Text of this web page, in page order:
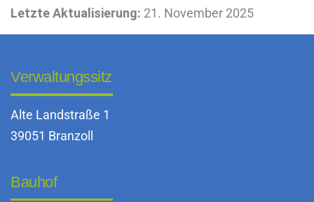
Letzte Aktualisierung: 21. November 2025
Verwaltungssitz
Alte Landstraße 1
39051 Branzoll
Bauhof